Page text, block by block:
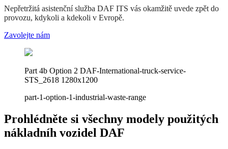
Nepřetržitá asistenční služba DAF ITS vás okamžitě uvede zpět do
provozu, kdykoli a kdekoli v Evropě.
Zavolejte nám
Part 4b Option 2 DAF-International-truck-service-
STS_2618 1280x1200
part-1-option-1-industrial-waste-range
Prohlédněte si všechny modely použitých
nákladníh vozidel DAF